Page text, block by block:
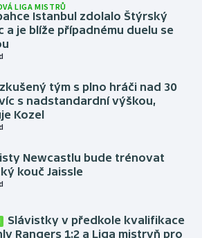
LIGA MISTRŮ
Istanbul zdolalo Štýrský
a je blíže případnému duelu se
zkušený tým s plno hráči nad 30
s nadstandardní výškou,
Kozel
Newcastlu bude trénovat
kouč Jaissle
Slávistky v předkole kvalifikace
Rangers 1:2 a Liga mistryň pro